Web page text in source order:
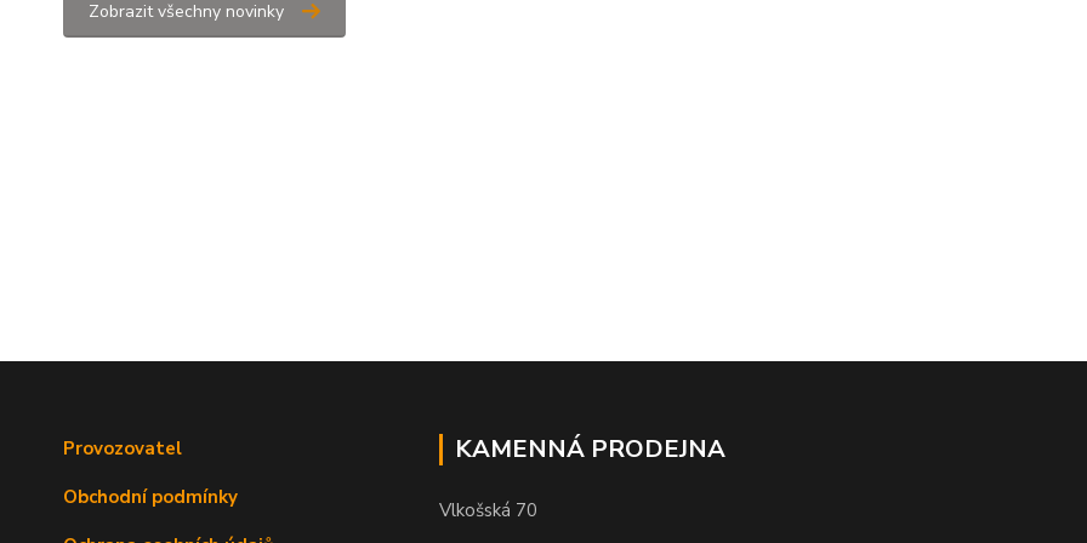
Zobrazit všechny novinky
Provozovatel
Obchodní podmínky
KAMENNÁ PRODEJNA
Vlkošská 70